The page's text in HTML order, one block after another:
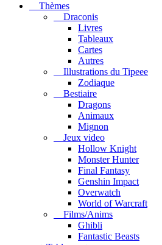
Thèmes
Draconis
Livres
Tableaux
Cartes
Autres
Illustrations du Tipeee
Zodiaque
Bestiaire
Dragons
Animaux
Mignon
Jeux video
Hollow Knight
Monster Hunter
Final Fantasy
Genshin Impact
Overwatch
World of Warcraft
Films/Anims
Ghibli
Fantastic Beasts